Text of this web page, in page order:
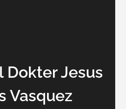
Dokter Jesus
Vasquez